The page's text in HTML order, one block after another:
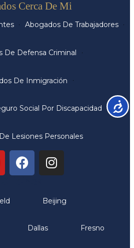
Cerca De Mi
Abogados De Trabajadores
De Defensa Criminal
De Inmigración
Social Por Discapacidad
Lesiones Personales
Beijing
Dallas Fresno